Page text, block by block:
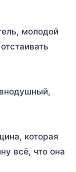
молодой
которая
всё, что она